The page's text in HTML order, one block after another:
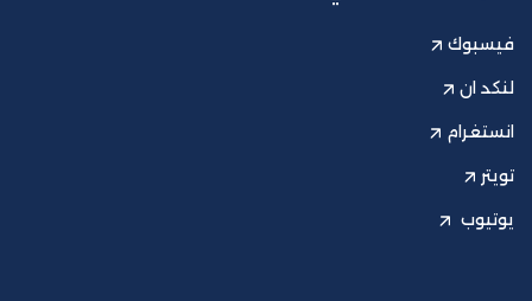
فيسبوك
لنكد ان
انستغرام
تويتر
يوتيوب